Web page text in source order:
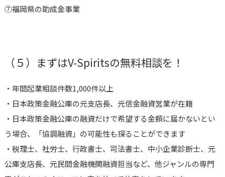
⑦福岡県の助成金事業
（５）まずはV-Spiritsの無料相談を！
・年間起業相談件数1,000件以上
・日本政策金融公庫の元支店長、元信金融資営業が在籍
・日本政策金融公庫の融資だけで希望する金額に届かないとい
う場合、「協調融資」の可能性も探ることができます
・税理士、社労士、行政書士、司法書士、中小企業診断士、元
公庫支店長、元民間金融機関融資担当など、他ジャンルの専門